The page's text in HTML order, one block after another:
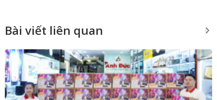
Bài viết liên quan